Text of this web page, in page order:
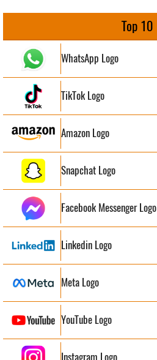
Top 10
WhatsApp Logo
TikTok Logo
Amazon Logo
Snapchat Logo
Facebook Messenger Logo
Linkedin Logo
Meta Logo
YouTube Logo
Instagram Logo